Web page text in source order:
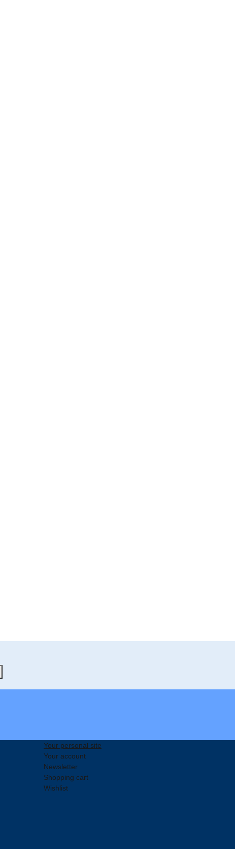
Your personal site
Your account
Newsletter
Shopping cart
Wishlist